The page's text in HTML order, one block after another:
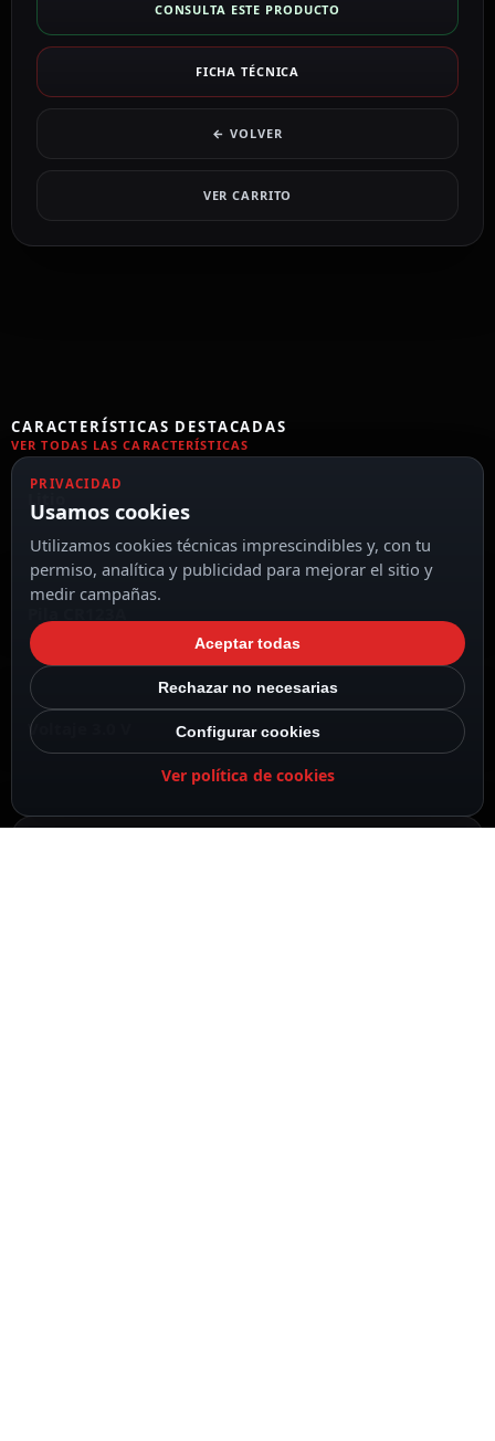
CONSULTA ESTE PRODUCTO
FICHA TÉCNICA
← VOLVER
VER CARRITO
CARACTERÍSTICAS DESTACADAS
VER TODAS LAS CARACTERÍSTICAS
Voltaje 3.0 V
PRIVACIDAD
Usamos cookies
Utilizamos cookies técnicas imprescindibles y, con tu
permiso, analítica y publicidad para mejorar el sitio y
medir campañas.
Aceptar todas
Rechazar no necesarias
Configurar cookies
Ver política de cookies